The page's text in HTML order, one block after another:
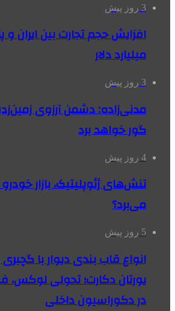
3 روز پیش
میلیارد دلار
3 روز پیش
مدنی‌زاده: دشمن آرزوی
گور خواهد برد
4 روز پیش
تنش‌های ژئوپلیتیک، بازار
می‌برد؟
5 روز پیش
انواع قاب بندی دیوار با
یورتان دکارت؛ تحولی لوکس،
در دکوراسیون داخلی